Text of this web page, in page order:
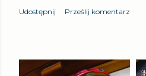
Udostępnij Prześlij komentarz